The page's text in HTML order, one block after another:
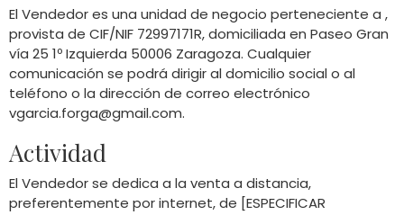
El Vendedor es una unidad de negocio perteneciente a ,
provista de CIF/NIF 72997171R, domiciliada en Paseo Gran
vía 25 1º Izquierda 50006 Zaragoza. Cualquier
comunicación se podrá dirigir al domicilio social o al
teléfono o la dirección de correo electrónico
vgarcia.forga@gmail.com.
Actividad
El Vendedor se dedica a la venta a distancia,
preferentemente por internet, de [ESPECIFICAR